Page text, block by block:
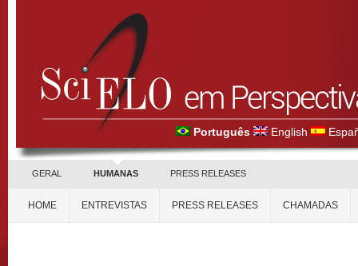
Português English
GERAL HUMANAS PRESS RELEASES
HOME ENTREVISTAS PRESS RELEASES CHAMADAS